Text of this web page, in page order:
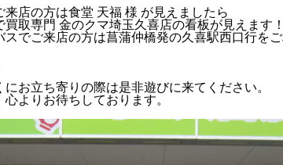
来店の方は食堂 天福 様 が見えましたら
買取専門 金のクマ埼玉久喜店の看板が見えます！
スでご来店の方は菖蒲仲橋発の久喜駅西口行を
にお立ち寄りの際は是非遊びに来てください。
よりお待ちしております。